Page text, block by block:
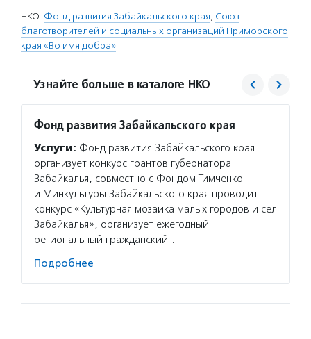
НКО: Фонд развития Забайкальского края, Союз
благотворителей и социальных организаций Приморского
края «Во имя добра»
Узнайте больше в каталоге НКО
Фонд развития Забайкальского края
Услуги: Фонд развития Забайкальского края
организует конкурс грантов губернатора
Забайкалья, совместно с Фондом Тимченко
и Минкультуры Забайкальского края проводит
конкурс «Культурная мозаика малых городов и сел
Забайкалья», организует ежегодный
региональный гражданский…
Подробнее